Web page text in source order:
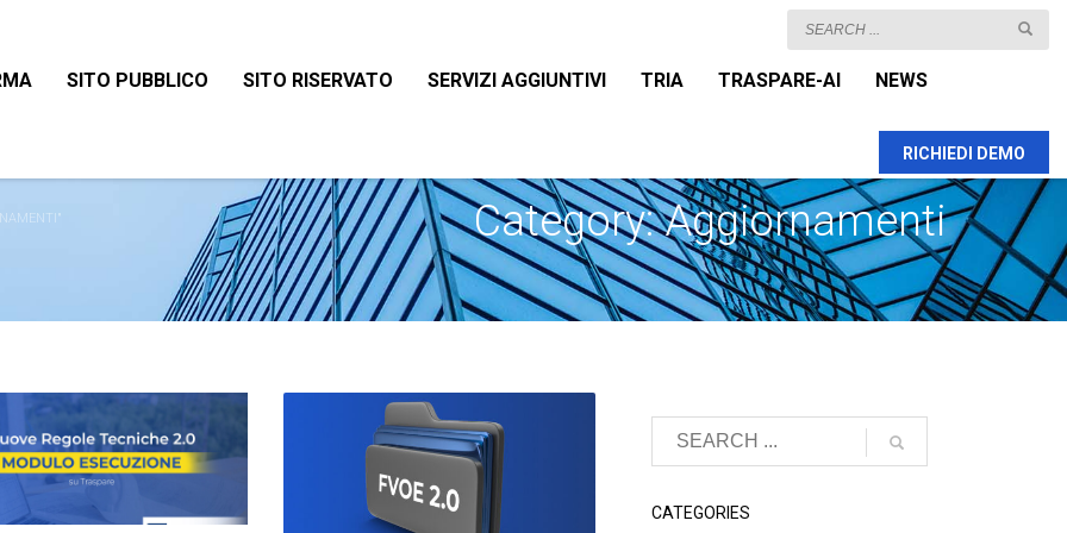
SITO PUBBLICO SITO RISERVATO SERVIZI AGGIUNTIVI TRIA TRASPARE-AI NEWS
RICHIEDI DEMO
Category: Aggiornamenti
CATEGORIES